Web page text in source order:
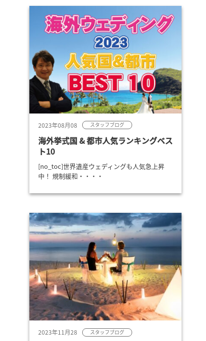
2023年08月08 スタッフブログ
海外挙式国 & 都市人気ランキングベス
ト10
[no_toc]世界遺産ウェディングも人気急上昇
中！ 規制緩和・・・・
2023年11月28 スタッフブログ